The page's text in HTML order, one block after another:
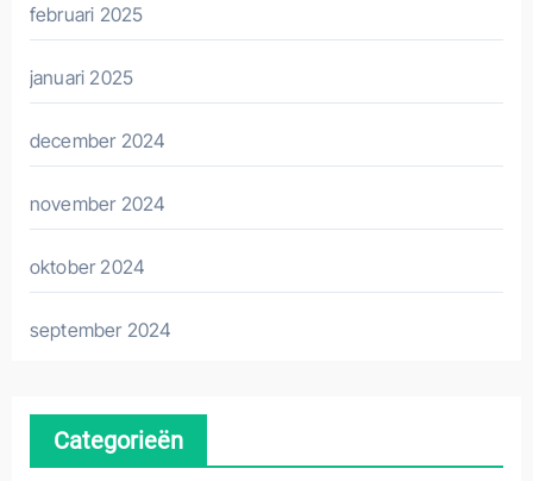
februari 2025
januari 2025
december 2024
november 2024
oktober 2024
september 2024
Categorieën